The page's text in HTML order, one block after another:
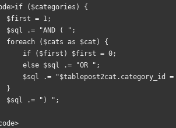
($categories) {
$first = 1;
.= "AND ( ";
($cats as $cat) {
if ($first) $first = 0;
else $sql .= "OR ";
$sql .= "$tablepost2cat.category_id
}
$sql .= ") ";